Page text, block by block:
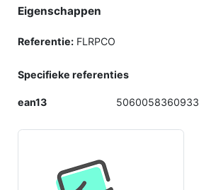
Eigenschappen
Referentie: FLRPCO
Specifieke referenties
ean13 5060058360933